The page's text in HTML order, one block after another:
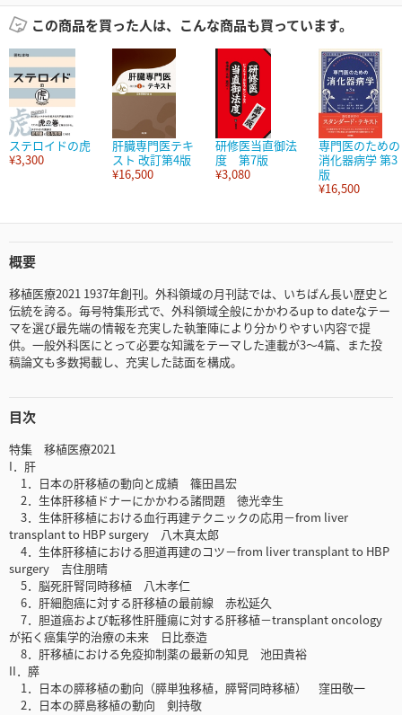
この商品を買った人は、こんな商品も買っています。
ステロイドの虎
¥3,300
肝臓専門医テキ
スト 改訂第4版
¥16,500
研修医当直御法
度 第7版
¥3,080
専門医のための
消化器病学 第3
版
¥16,500
概要
移植医療2021 1937年創刊。外科領域の月刊誌では、いちばん長い歴史と
伝統を誇る。毎号特集形式で、外科領域全般にかかわるup to dateなテー
マを選び最先端の情報を充実した執筆陣により分かりやすい内容で提
供。一般外科医にとって必要な知識をテーマした連載が3～4篇、また投
稿論文も多数掲載し、充実した誌面を構成。
目次
特集 移植医療2021
I．肝
1．日本の肝移植の動向と成績 篠田昌宏
2．生体肝移植ドナーにかかわる諸問題 徳光幸生
3．生体肝移植における血行再建テクニックの応用－from liver
transplant to HBP surgery 八木真太郎
4．生体肝移植における胆道再建のコツ－from liver transplant to HBP
surgery 吉住朋晴
5．脳死肝腎同時移植 八木孝仁
6．肝細胞癌に対する肝移植の最前線 赤松延久
7．胆道癌および転移性肝腫瘍に対する肝移植－transplant oncology
が拓く癌集学的治療の未来 日比泰造
8．肝移植における免疫抑制薬の最新の知見 池田貴裕
II．膵
1．日本の膵移植の動向（膵単独移植，膵腎同時移植） 窪田敬一
2．日本の膵島移植の動向 剣持敬